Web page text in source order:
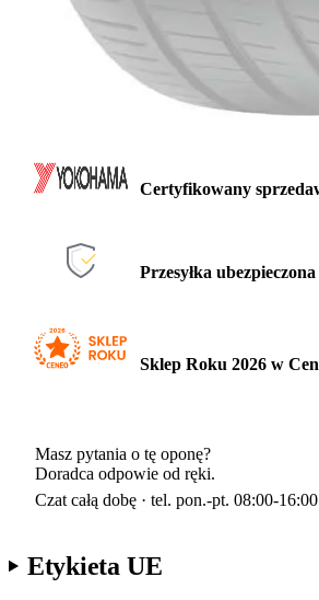
Certyfikowany
Przesyłka
Sklep Roku 2026 w
Masz pytania o tę oponę?
Doradca odpowie od ręki.
Czat całą dobę · tel. pon.-pt. 08:00-16:00
Etykieta UE